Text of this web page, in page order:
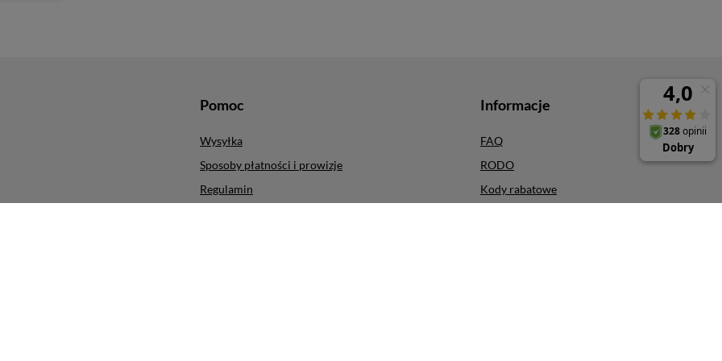
Pomoc
Wysyłka
Sposoby płatności i prowizje
Regulamin
Informacje
FAQ
RODO
Kody rabatowe